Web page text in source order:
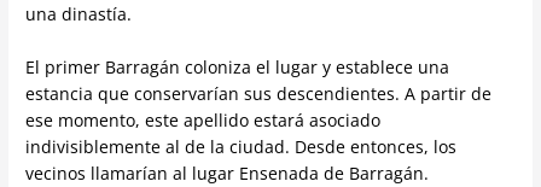
una dinastía.
El primer Barragán coloniza el lugar y establece una
estancia que conservarían sus descendientes. A partir de
ese momento, este apellido estará asociado
indivisiblemente al de la ciudad. Desde entonces, los
vecinos llamarían al lugar Ensenada de Barragán.